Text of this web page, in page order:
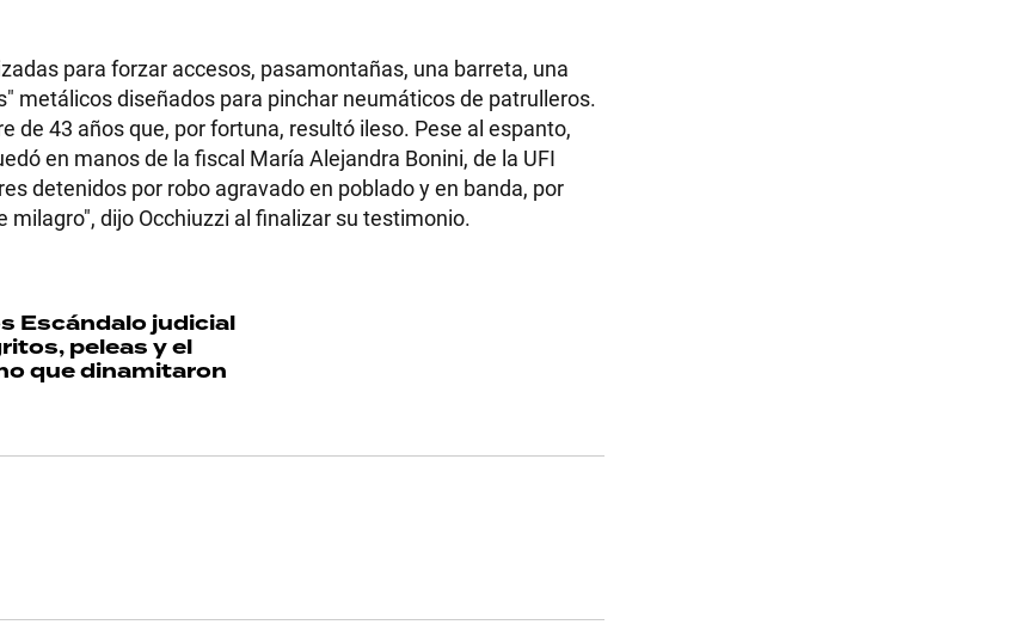
para forzar accesos, pasamontañas, una barreta, una
metálicos diseñados para pinchar neumáticos de patrulleros.
de 43 años que, por fortuna, resultó ileso. Pese al espanto,
en manos de la fiscal María Alejandra Bonini, de la UFI
detenidos por robo agravado en poblado y en banda, por
dijo Occhiuzzi al finalizar su testimonio.
Escándalo judicial
peleas y el
que dinamitaron